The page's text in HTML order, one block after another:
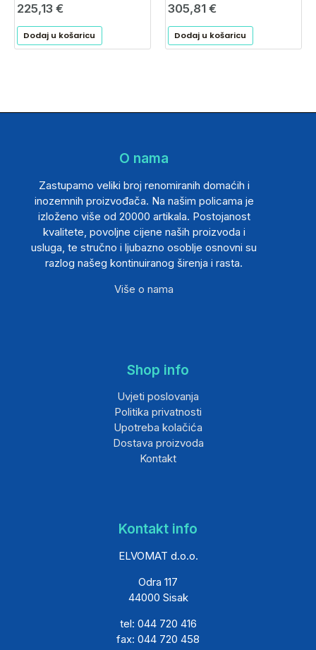
225,13 €
Dodaj u košaricu
305,81 €
Dodaj u košaricu
O nama
Zastupamo veliki broj renomiranih domaćih i
inozemnih proizvođača. Na našim policama je
izloženo više od 20000 artikala. Postojanost
kvalitete, povoljne cijene naših proizvoda i
usluga, te stručno i ljubazno osoblje osnovni su
razlog našeg kontinuiranog širenja i rasta.
Više o nama
Shop info
Uvjeti poslovanja
Politika privatnosti
Upotreba kolačića
Dostava proizvoda
Kontakt
Kontakt info
ELVOMAT d.o.o.
Odra 117
44000 Sisak
tel: 044 720 416
fax: 044 720 458